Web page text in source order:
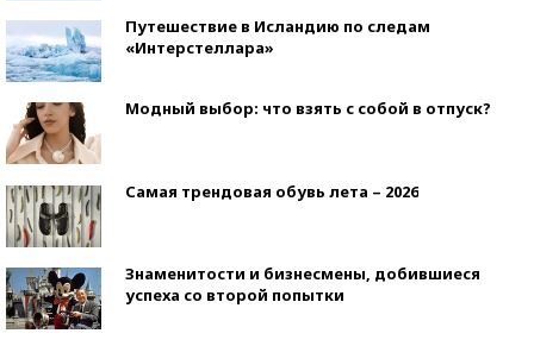
Путешествие в Исландию по следам
«Интерстеллара»
Модный выбор: что взять с собой в отпуск?
Самая трендовая обувь лета – 2026
Знаменитости и бизнесмены, добившиеся
успеха со второй попытки